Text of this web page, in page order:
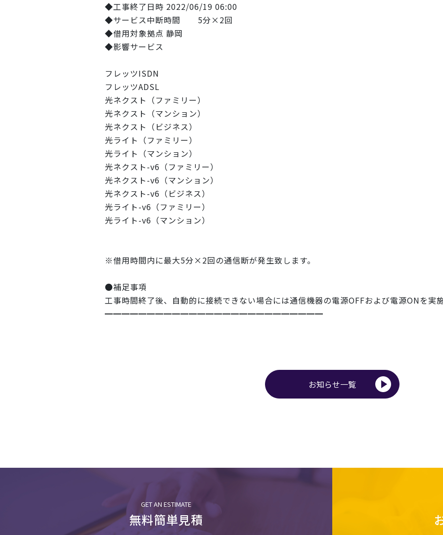
◆工事終了日時 2022/06/19 06:00
◆サービス中断時間 5分×2回
◆借用対象拠点 静岡
◆影響サービス
フレッツISDN
フレッツADSL
光ネクスト（ファミリー）
光ネクスト（マンション）
光ネクスト（ビジネス）
光ライト（ファミリー）
光ライト（マンション）
光ネクスト-v6（ファミリー）
光ネクスト-v6（マンション）
光ネクスト-v6（ビジネス）
光ライト-v6（ファミリー）
光ライト-v6（マンション）
※借用時間内に最大5分×2回の通信断が発生致します。
●補足事項
工事時間終了後、自動的に接続できない場合には通信機器の電源OFFおよび電源ONを
━━━━━━━━━━━━━━━━━━━━━━━━━━
お知らせ一覧
GET AN ESTIMATE
無料簡単見積